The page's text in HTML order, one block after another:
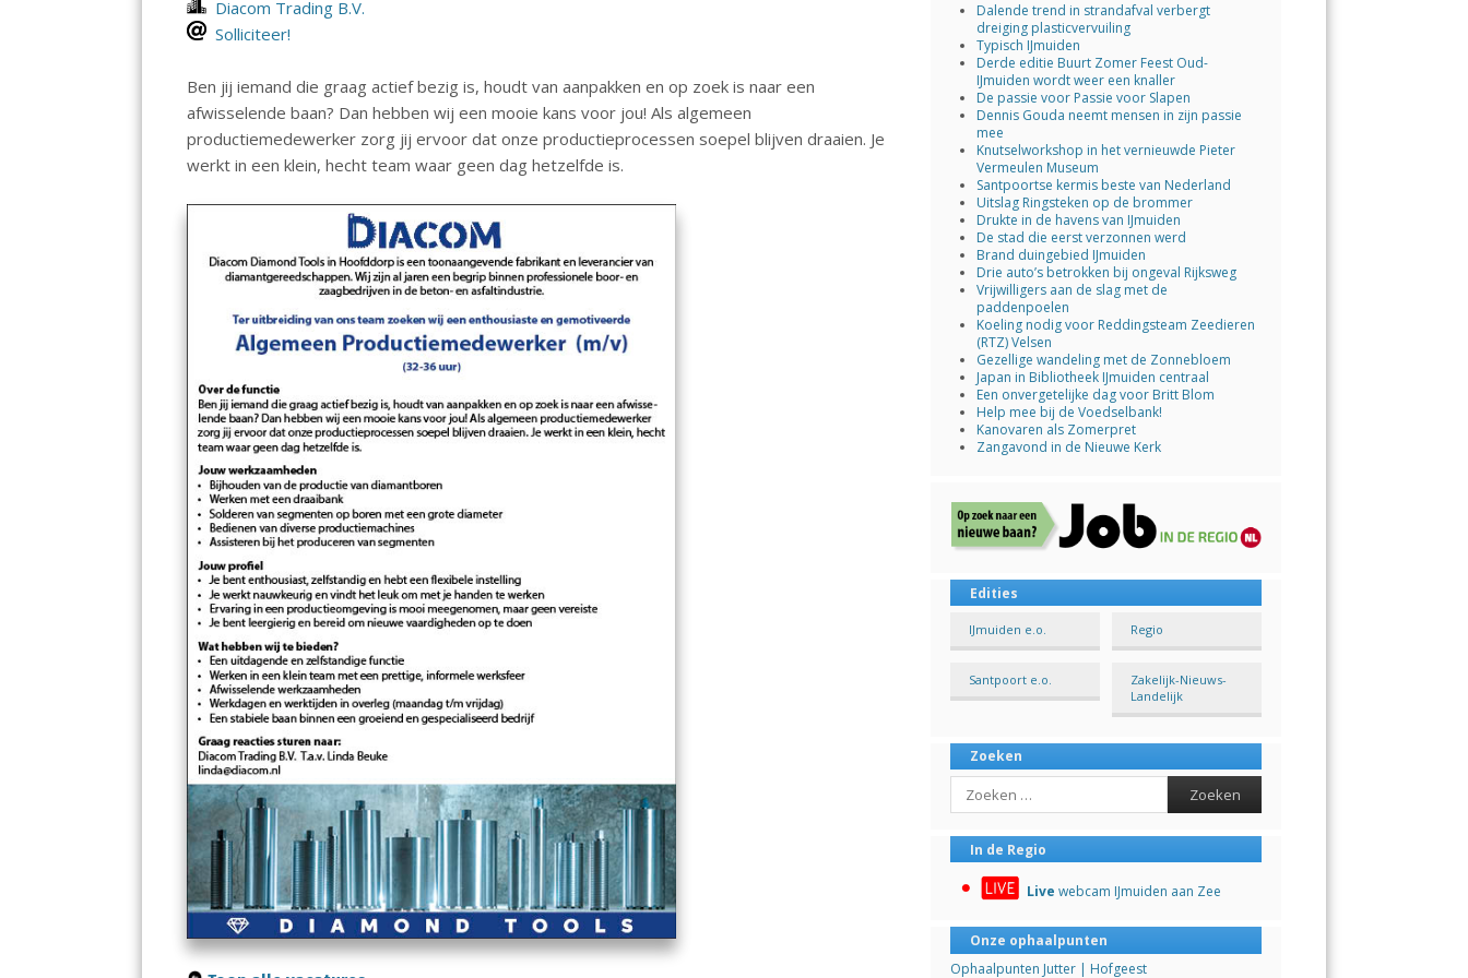
Diacom Trading B.V.
Solliciteer!
Ben jij iemand die graag actief bezig is, houdt van aanpakken en op zoek is naar een
afwisselende baan? Dan hebben wij een mooie kans voor jou! Als algemeen
productiemedewerker zorg jij ervoor dat onze productieprocessen soepel blijven draaien. Je
werkt in een klein, hecht team waar geen dag hetzelfde is.
Dalende trend in strandafval verbergt
dreiging plasticvervuiling
Typisch IJmuiden
Derde editie Buurt Zomer Feest Oud-
IJmuiden wordt weer een knaller
De passie voor Passie voor Slapen
Dennis Gouda neemt mensen in zijn passie
mee
Knutselworkshop in het vernieuwde Pieter
Vermeulen Museum
Santpoortse kermis beste van Nederland
Uitslag Ringsteken op de brommer
Drukte in de havens van IJmuiden
De stad die eerst verzonnen werd
Brand duingebied IJmuiden
Drie auto’s betrokken bij ongeval Rijksweg
Vrijwilligers aan de slag met de
paddenpoelen
Koeling nodig voor Reddingsteam Zeedieren
(RTZ) Velsen
Gezellige wandeling met de Zonnebloem
Japan in Bibliotheek IJmuiden centraal
Een onvergetelijke dag voor Britt Blom
Help mee bij de Voedselbank!
Kanovaren als Zomerpret
Zangavond in de Nieuwe Kerk
Edities
IJmuiden e.o. Regio
Santpoort e.o.
Zakelijk-Nieuws-
Landelijk
Zoeken
Search
In de Regio
Live webcam IJmuiden aan Zee
Onze ophaalpunten
Ophaalpunten Jutter | Hofgeest